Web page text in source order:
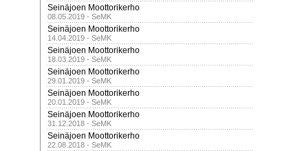
Seinäjoen Moottorikerho
08.05.2019 - SeMK
Seinäjoen Moottorikerho
14.04.2019 - SeMK
Seinäjoen Moottorikerho
18.03.2019 - SeMK
Seinäjoen Moottorikerho
29.01.2019 - SeMK
Seinäjoen Moottorikerho
20.01.2019 - SeMK
Seinäjoen Moottorikerho
31.12.2018 - SeMK
Seinäjoen Moottorikerho
22.08.2018 - SeMK